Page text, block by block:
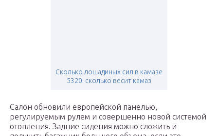
Сколько лошадиных сил в камазе
5320. сколько весит камаз
Салон обновили европейской панелью,
регулируемым рулем и совершенно новой системой
отопления. Задние сидения можно сложить и